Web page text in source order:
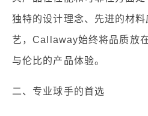
独特的设计理念、先进的材
艺，Callaway始终将品质放
与伦比的产品体验。
二、专业球手的首选